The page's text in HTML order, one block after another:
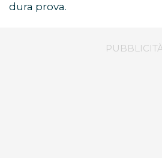
dura prova.